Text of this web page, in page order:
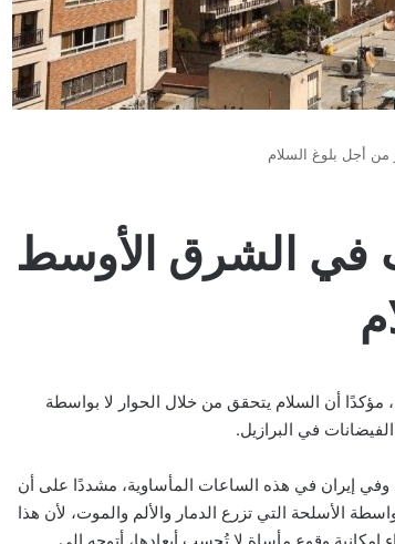
من أجل بلوغ السلام
في الشرق الأوسط
أن السلام يتحقق من خلال الحوار لا بواسطة
في البرازيل.
وفي إيران في هذه الساعات المأساوية، مشددًا على أن
الأسلحة التي تزرع الدمار والألم والموت، لأن هذا
وقوع مأساة لا تُحسب أبعادها، أتوجه إلى